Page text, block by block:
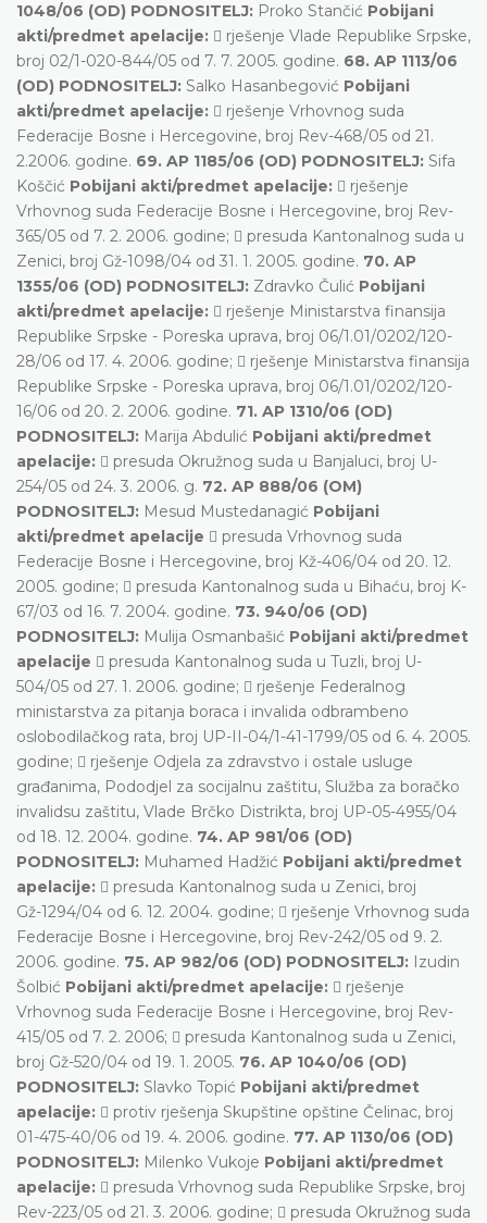
1048/06 (OD) PODNOSITELJ: Proko Stančić Pobijani
akti/predmet apelacije:  rješenje Vlade Republike Srpske,
broj 02/1-020-844/05 od 7. 7. 2005. godine. 68. AP 1113/06
(OD) PODNOSITELJ: Salko Hasanbegović Pobijani
akti/predmet apelacije:  rješenje Vrhovnog suda
Federacije Bosne i Hercegovine, broj Rev-468/05 od 21.
2.2006. godine. 69. AP 1185/06 (OD) PODNOSITELJ: Sifa
Koščić Pobijani akti/predmet apelacije:  rješenje
Vrhovnog suda Federacije Bosne i Hercegovine, broj Rev-
365/05 od 7. 2. 2006. godine;  presuda Kantonalnog suda u
Zenici, broj Gž-1098/04 od 31. 1. 2005. godine. 70. AP
1355/06 (OD) PODNOSITELJ: Zdravko Čulić Pobijani
akti/predmet apelacije:  rješenje Ministarstva finansija
Republike Srpske - Poreska uprava, broj 06/1.01/0202/120-
28/06 od 17. 4. 2006. godine;  rješenje Ministarstva finansija
Republike Srpske - Poreska uprava, broj 06/1.01/0202/120-
16/06 od 20. 2. 2006. godine. 71. AP 1310/06 (OD)
PODNOSITELJ: Marija Abdulić Pobijani akti/predmet
apelacije:  presuda Okružnog suda u Banjaluci, broj U-
254/05 od 24. 3. 2006. g. 72. AP 888/06 (OM)
PODNOSITELJ: Mesud Mustedanagić Pobijani
akti/predmet apelacije  presuda Vrhovnog suda
Federacije Bosne i Hercegovine, broj Kž-406/04 od 20. 12.
2005. godine;  presuda Kantonalnog suda u Bihaću, broj K-
67/03 od 16. 7. 2004. godine. 73. 940/06 (OD)
PODNOSITELJ: Mulija Osmanbašić Pobijani akti/predmet
apelacije  presuda Kantonalnog suda u Tuzli, broj U-
504/05 od 27. 1. 2006. godine;  rješenje Federalnog
ministarstva za pitanja boraca i invalida odbrambeno
oslobodilačkog rata, broj UP-II-04/1-41-1799/05 od 6. 4. 2005.
godine;  rješenje Odjela za zdravstvo i ostale usluge
građanima, Pododjel za socijalnu zaštitu, Služba za boračko
invalidsu zaštitu, Vlade Brčko Distrikta, broj UP-05-4955/04
od 18. 12. 2004. godine. 74. AP 981/06 (OD)
PODNOSITELJ: Muhamed Hadžić Pobijani akti/predmet
apelacije:  presuda Kantonalnog suda u Zenici, broj
Gž-1294/04 od 6. 12. 2004. godine;  rješenje Vrhovnog suda
Federacije Bosne i Hercegovine, broj Rev-242/05 od 9. 2.
2006. godine. 75. AP 982/06 (OD) PODNOSITELJ: Izudin
Šolbić Pobijani akti/predmet apelacije:  rješenje
Vrhovnog suda Federacije Bosne i Hercegovine, broj Rev-
415/05 od 7. 2. 2006;  presuda Kantonalnog suda u Zenici,
broj Gž-520/04 od 19. 1. 2005. 76. AP 1040/06 (OD)
PODNOSITELJ: Slavko Topić Pobijani akti/predmet
apelacije:  protiv rješenja Skupštine opštine Čelinac, broj
01-475-40/06 od 19. 4. 2006. godine. 77. AP 1130/06 (OD)
PODNOSITELJ: Milenko Vukoje Pobijani akti/predmet
apelacije:  presuda Vrhovnog suda Republike Srpske, broj
Rev-223/05 od 21. 3. 2006. godine;  presuda Okružnog suda